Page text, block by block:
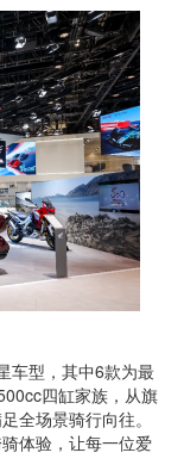
型，其中6款为最
四缸家族，从旗
全场景骑行向往。
体验，让每一位爱